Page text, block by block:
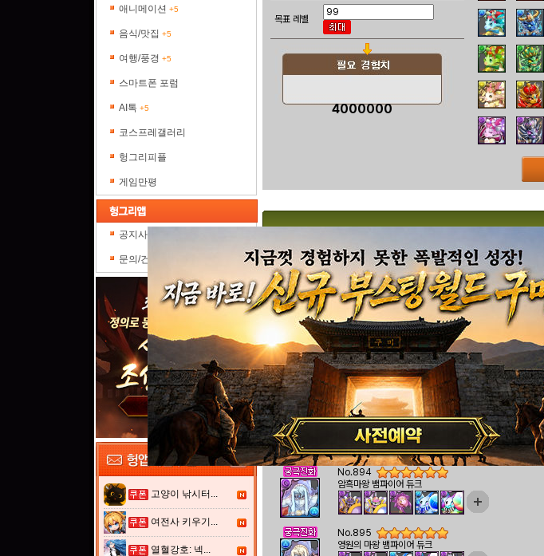
애니메이션 +5
음식/맛집 +5
여행/풍경 +5
스마트폰 포럼
AI톡 +5
코스프레갤러리
헝그리피플
게임만평
공지사항
문의/건의
고양이 낚시터...
여전사 키우기...
열혈강호: 넥...
목표 레벨
4000000
No.110
뱀파이어
No.111
뱀파이어로드
No.516
마왕 뱀파이어로드
No.894
암흑마왕 뱀파이어 듀크
No.895
영원의 마왕 뱀파이어 듀크